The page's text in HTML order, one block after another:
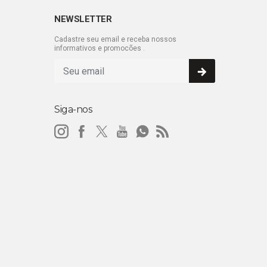
NEWSLETTER
Cadastre seu email e receba nossos
informativos e promocões .
Siga-nos